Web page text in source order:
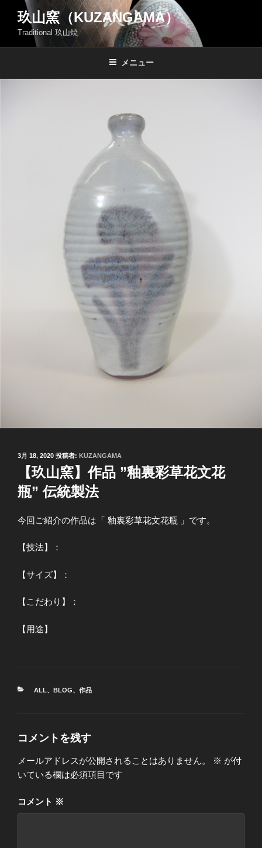
ン
玖山窯（KUZANGAMA）
Traditional 玖山焼
メニュー
投
3月 18, 2020 投稿者: KUZANGAMA
【玖山窯】作品 ”釉裏彩草花文花
瓶” 伝統製法
今回ご紹介の作品は「 釉裏彩草花文花瓶 」です。
【技法】：
【サイズ】：
【こだわり】：
【用途】
カ
ー
ALL、 BLOG、 作品
コメントを残す
メールアドレスが公開されることはありません。 ※ が付
いている欄は必須項目です
コメント ※